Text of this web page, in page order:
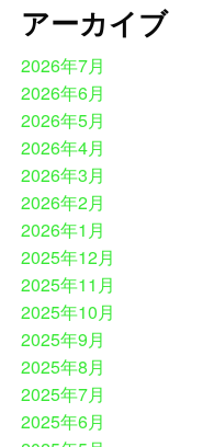
アーカイブ
2026年7月
2026年6月
2026年5月
2026年4月
2026年3月
2026年2月
2026年1月
2025年12月
2025年11月
2025年10月
2025年9月
2025年8月
2025年7月
2025年6月